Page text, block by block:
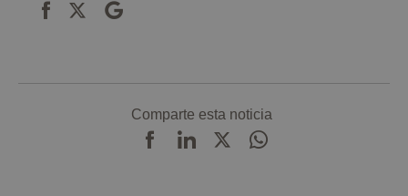
Comparte esta noticia